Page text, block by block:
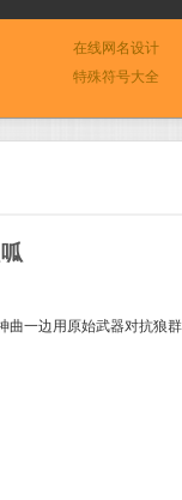
在线网名设计
特殊符号大全
一边用原始武器对抗狼